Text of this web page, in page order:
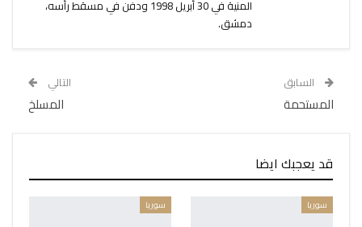
المنية في 30 أبريل 1998 ودفن في مسقط رأسه،
دمشق.
السابق
المستحمة
التالي
المسلخ
قد يعجبك ايضا
سوريا سوريا